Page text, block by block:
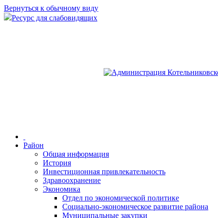
Вернуться к обычному виду
Ресурс для слабовидящих
Район
Общая информация
История
Инвестиционная привлекательность
Здравоохранение
Экономика
Отдел по экономической политике
Социально-экономическое развитие района
Муниципальные закупки